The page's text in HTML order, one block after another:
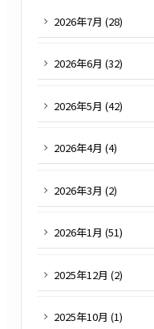
2026年7月 (28)
2026年6月 (32)
2026年5月 (42)
2026年4月 (4)
2026年3月 (2)
2026年1月 (51)
2025年12月 (2)
2025年10月 (1)